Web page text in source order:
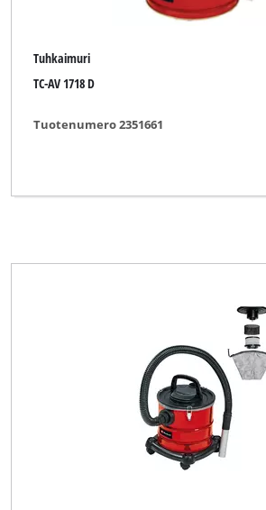
Tuhkaimuri
TC-AV 1718 D
Tuotenumero 2351661